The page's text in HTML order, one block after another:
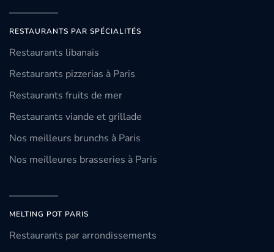
RESTAURANTS PAR SPÉCIALITÉS
Restaurants libanais
Restaurants pizzerias à Paris
Restaurants fruits de mer
Restaurants viande et grillade
Nos meilleurs brunchs à Paris
Nos meilleures brasseries à Paris
MELTING POT PARIS
Restaurants par arrondissements